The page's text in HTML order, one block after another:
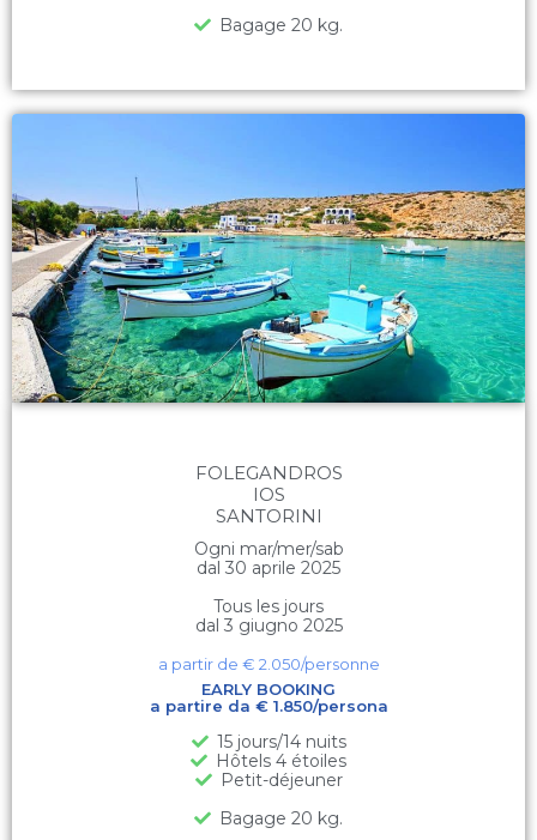
Bagage 20 kg.
FOLEGANDROS
IOS
SANTORINI
Ogni mar/mer/sab
dal 30 aprile 2025
Tous les jours
dal 3 giugno 2025
a partir de € 2.050/personne
EARLY BOOKING
a partire da € 1.850/persona
15 jours/14 nuits
Hôtels 4 étoiles
Petit-déjeuner
Bagage 20 kg.